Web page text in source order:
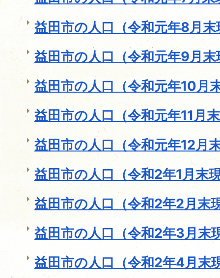
益田市の人口（令和元年8月末
益田市の人口（令和元年9月
益田市の人口（令和元年10月
益田市の人口（令和元年11月
益田市の人口（令和元年12月
益田市の人口（令和2年1月末
益田市の人口（令和2年2月末
益田市の人口（令和2年3月末
益田市の人口（令和2年4月末